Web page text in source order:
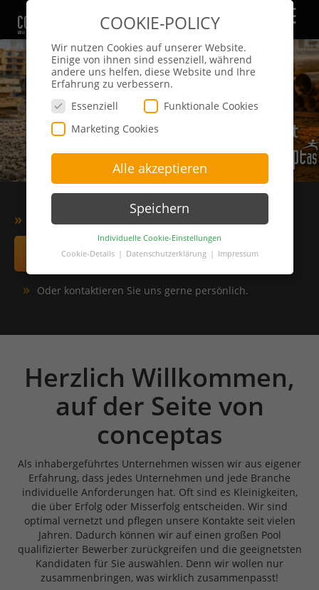
☰
» Finden Sie hier Ihren Traumjob...
Zur Jobbörse
» Oder kontaktieren Sie uns gerne persönlich.
Herzlich Willkommen,
auf der Seite von
conceptas
Als inhabergeführtes Unternehmen wissen wir aus eigener
Erfahrung, dass jedes Unternehmen und jede Branche
individuelle Anforderungen hat. Oft sind es Kleinigkeiten,
die über Erfolg oder Misserfolg entscheiden. Wir sind
optimal vernetzt und pflegen unsere Kontakte seit vielen
Jahren. Dadurch können wir auf einen großen Pool
qualifizierter Bewerber zurückgreifen und die geeignetsten
Kandidaten für Sie auswählen. Denn wir wollen nur
zusammenbringen, was wirklich zusammenpasst!
COOKIE-POLICY
Wir nutzen Cookies auf unserer Website.
Einige von ihnen sind essenziell, während
andere uns helfen, diese Website und Ihre
Erfahrung zu verbessern.
Essenziell
Funktionale Cookies
Marketing Cookies
Alle akzeptieren
Speichern
Individuelle Cookie-Einstellungen
Cookie-Details
Datenschutzerklärung Impressum
Datenschutzeinstellungen
Hier finden Sie eine Übersicht über alle
Alle akzeptieren Speichern
Zurück
Essenziell (1)
Essenzielle Cookies ermöglichen grundlegende
Funktionen und sind für die einwandfreie Funktion der
Website erforderlich.
Cookie-Informationen anzeigen
Funktionale Cookies (2)
Mit Tools von externen Anbietern wie z.B. Youtube oder
GoogleMaps möchten wir unseren Besuchern einen
Mehrwert bieten.
Cookie-Informationen anzeigen